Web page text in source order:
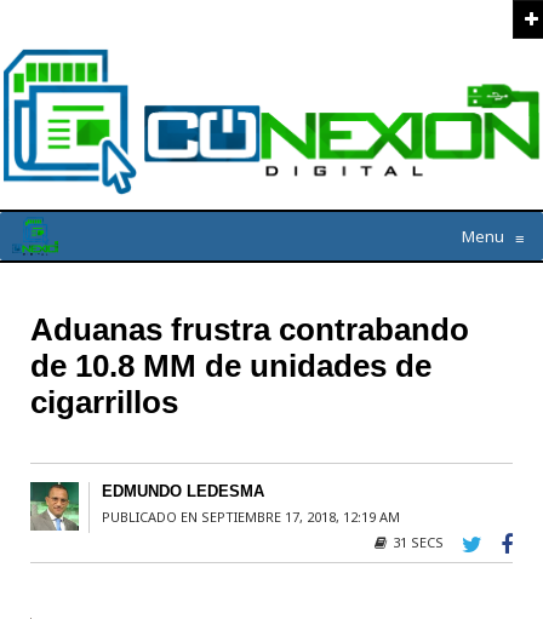
Menu ≡
Aduanas frustra contrabando
de 10.8 MM de unidades de
cigarrillos
EDMUNDO LEDESMA
PUBLICADO EN SEPTIEMBRE 17, 2018, 12:19 AM
31 SECS